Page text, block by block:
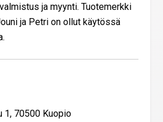
ja myynti. Tuotemerkki
ja Petri on ollut käytössä
1, 70500 Kuopio